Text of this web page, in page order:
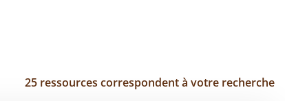
25 ressources correspondent à votre recherche